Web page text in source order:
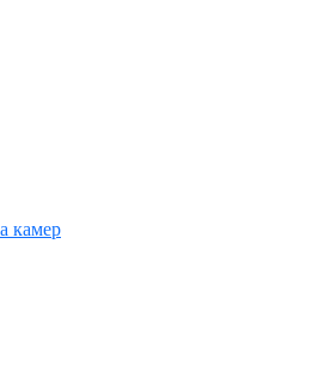
камер